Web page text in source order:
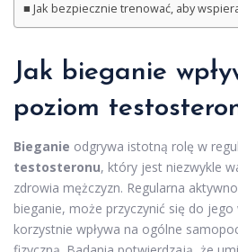
Jak bezpiecznie trenować, aby
Jak bieganie
poziom
Bieganie odgrywa istotną rolę w
testosteronu, który jest niezwykle
zdrowia mężczyzn. Regularna
bieganie, może przyczynić się do
korzystnie wpływa na ogólne